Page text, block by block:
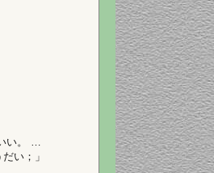
い。 …
い；」